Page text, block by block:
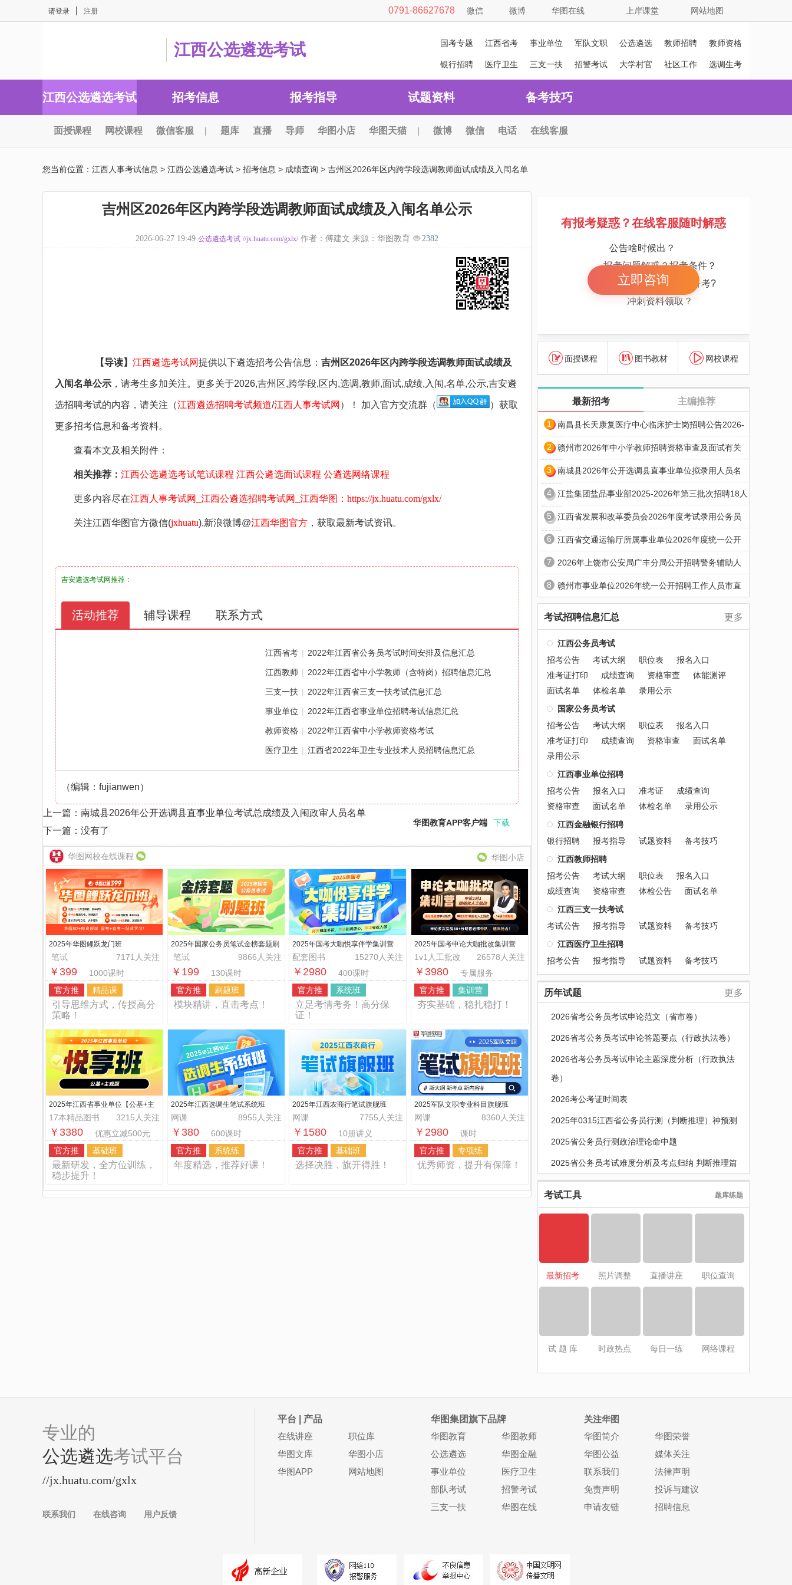
请登录 注册 微信 微博 华图在线 上岸课堂 网站地图
0791-86627678
江西公选遴选考试 国考专题 江西省考 事业单位 军队文职 公选遴选 教师招聘
教师资格
证
银行招聘 医疗卫生 三支一扶 招警考试 大学村官
社区工作
选调生考
江西公选遴选考试 招考信息 报考指导 试题资料 备考技巧
面授课程 网校课程 微信客服 | 题库 直播 导师 华图小店 华图天猫 | 微博 微信 电话 在线客服
您当前位置： 江西人事考试信息 > 江西公选遴选考试 > 招考信息 > 成绩查询 > 吉州区2026年区内跨学段选调教师面试成绩及入闱名单
吉州区2026年区内跨学段选调教师面试成绩及入闱名单公示
2026-06-27 19:49 公选遴选考试 //jx.huatu.com/gxlx/作者：傅建文 来源：华图教育 2382
【导读】 江西遴选考试网提供以下遴选招考公告信息： 吉州区2026年区内跨学段选调教师面试成绩及
入闱名单公示 ，请考生多加关注。更多关于2026,吉州区,跨学段,区内,选调,教师,面试,成绩,入闱,名单,公示,吉安遴
选招聘考试的内容，请关注（江西遴选招聘考试频道/江西人事考试网 ）！ 加入官方交流群（ ）获取
更多招考信息和备考资料。
查看本文及相关附件：
相关推荐： 江西公选遴选考试笔试课程 江西公遴选面试课程 公遴选网络课程
更多内容尽在江西人事考试网_江西公遴选招聘考试网_江西华图：https://jx.huatu.com/gxlx/
关注江西华图官方微信(jxhuatu),新浪微博@江西华图官方 ，获取最新考试资讯。
吉安遴选考试网推荐：
活动推荐 辅导课程 联系方式
江西省考 | 2022年江西省公务员考试时间安排及信息汇总
江西教师 | 2022年江西省中小学教师（含特岗）招聘信息汇总
三支一扶 | 2022年江西省三支一扶考试信息汇总
事业单位 | 2022年江西省事业单位招聘考试信息汇总
教师资格 | 2022年江西省中小学教师资格考试
医疗卫生 | 江西省2022年卫生专业技术人员招聘信息汇总
（编辑：fujianwen）
上一篇： 南城县2026年公开选调县直事业单位考试总成绩及入闱政审人员名单
下一篇：没有了
华图教育APP客户端 下载
华图网校在线课程 华图小店
2025年华图鲤跃龙门班
7171人关注
笔试
￥399
1000课时
官方推
精品课
引导思维方式，传授高分
策略！
2025年国家公务员笔试金榜套题刷
题班
9866人关注
笔试
￥199
130课时
官方推
刷题班
模块精讲，直击考点！
2025年国考大咖悦享伴学集训营
15270人关注
配套图书
￥2980
400课时
官方推
系统班
立足考情考务！高分保
证！
2025年国考申论大咖批改集训营
26578人关注
1v1人工批改
￥3980
专属服务
官方推
集训营
夯实基础，稳扎稳打！
2025年江西省事业单位【公基+主
观题】悦享班
3215人关注
17本精品图书
￥3380
优惠立减500元
官方推
基础班
最新研发，全方位训练，
稳步提升！
2025年江西选调生笔试系统班
8955人关注
网课
￥380
600课时
官方推
系统练
年度精选，推荐好课！
2025年江西农商行笔试旗舰班
7755人关注
网课
￥1580
10册讲义
官方推
基础班
选择决胜，旗开得胜！
2025军队文职专业科目旗舰班
8360人关注
网课
￥2980
课时
官方推
专项练
优秀师资，提升有保障！
有报考疑惑？在线客服随时解惑
公告啥时候出？
报考问题解惑？报考条件？
报考岗位解惑 怎么备考?
冲刺资料领取？
立即咨询
面授课程 图书教材 网校课程
最新招考 主编推荐
1 南昌县长天康复医疗中心临床护士岗招聘公告2026-
2 赣州市2026年中小学教师招聘资格审查及面试有关
3 南城县2026年公开选调县直事业单位拟录用人员名
4 江盐集团盐品事业部2025-2026年第三批次招聘18人
5 江西省发展和改革委员会2026年度考试录用公务员
6 江西省交通运输厅所属事业单位2026年度统一公开
7 2026年上饶市公安局广丰分局公开招聘警务辅助人
8 赣州市事业单位2026年统一公开招聘工作人员市直
考试招聘信息汇总 更多
江西公务员考试
招考公告
考试大纲 职位表
报名入口
准考证打印
成绩查询 资格审查
体能测评
面试名单
体检名单
录用公示
国家公务员考试
招考公告
考试大纲 职位表
报名入口
准考证打印
成绩查询 资格审查
面试名单
录用公示
江西事业单位招聘
招考公告
报名入口 准考证
成绩查询
资格审查
面试名单 体检名单
录用公示
江西金融银行招聘
银行招聘
报考指导 试题资料
备考技巧
江西教师招聘
招考公告
考试大纲 职位表
报名入口
成绩查询
资格审查 体检公告
面试名单
江西三支一扶考试
考试公告
报考指导 试题资料
备考技巧
江西医疗卫生招聘
招考公告
报考指导 试题资料 备考技巧
历年试题 更多
2026省考公务员考试申论范文（省市卷）
2026省考公务员考试申论答题要点（行政执法卷）
2026省考公务员考试申论主题深度分析（行政执法
卷）
2026考公考证时间表
2025年0315江西省公务员行测（判断推理）神预测
2025省公务员行测政治理论命中题
2025省公务员考试难度分析及考点归纳 判断推理篇
考试工具 题库练题
最新招考 照片调整 直播讲座 职位查询
试 题 库 时政热点 每日一练 网络课程
专业的
公选遴选考试平台
//jx.huatu.com/gxlx
联系我们 在线咨询 用户反馈
平台 | 产品
在线讲座
职位库
华图文库
华图小店
华图APP
网站地图
华图集团旗下品牌
华图教育
华图教师
公选遴选
华图金融
事业单位
医疗卫生
部队考试
招警考试
三支一扶
华图在线
关注华图
华图简介
华图荣誉
华图公益
媒体关注
联系我们
法律声明
免责声明
投诉与建议
申请友链
招聘信息